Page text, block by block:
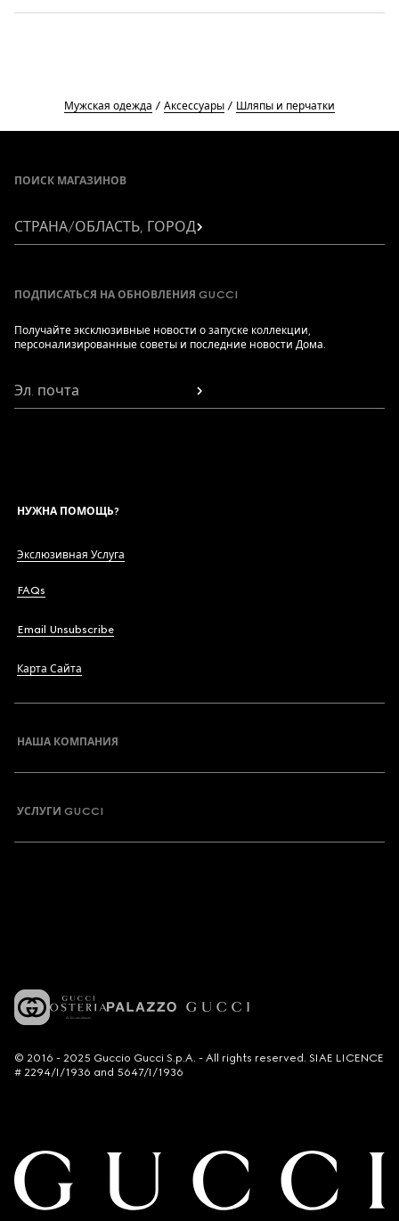
Мужская одежда Аксессуары Шляпы и перчатки
ПОИСК МАГАЗИНОВ
СТРАНА/ОБЛАСТЬ, ГОРОД
ПОДПИСАТЬСЯ НА ОБНОВЛЕНИЯ GUCCI
Получайте эксклюзивные новости о запуске коллекции,
персонализированные советы и последние новости Дома.
Эл. почта
НУЖНА ПОМОЩЬ?
Экслюзивная Услуга
FAQs
Email Unsubscribe
Карта Сайта
НАША КОМПАНИЯ
УСЛУГИ GUCCI
© 2016 - 2025 Guccio Gucci S.p.A. - All rights reserved. SIAE LICENCE
# 2294/I/1936 and 5647/I/1936